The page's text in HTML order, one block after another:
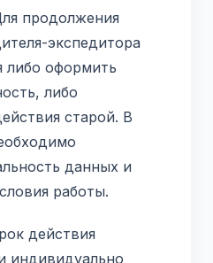
продолжения
экспедитора
либо оформить
либо
старой. В
данных и
работы.
действия
индивидуально